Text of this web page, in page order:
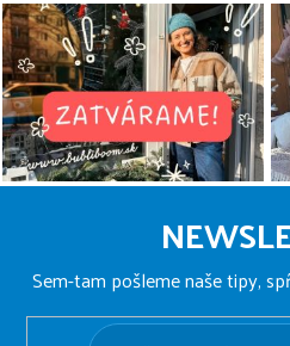
Z
Sem-tam pošleme naše tipy,